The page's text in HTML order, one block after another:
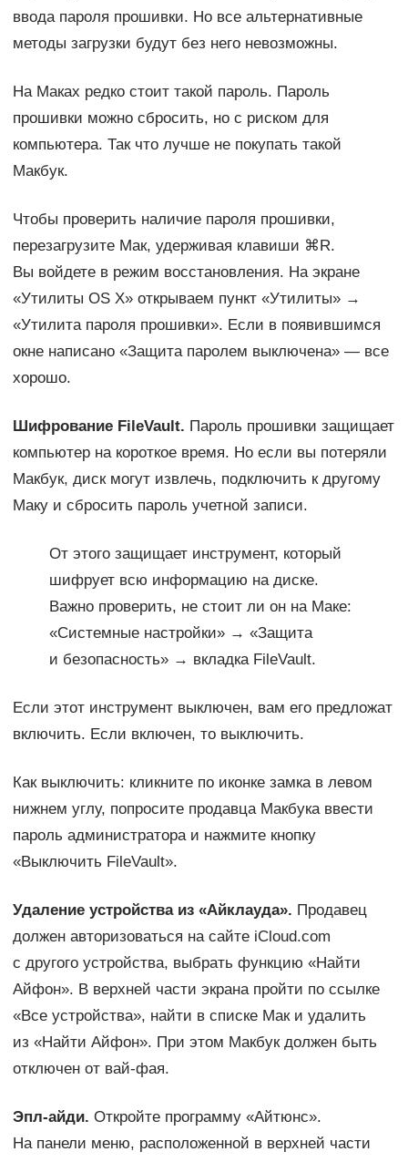
ввода пароля прошивки. Но все альтернативные
методы загрузки будут без него невозможны.
На Маках редко стоит такой пароль. Пароль
прошивки можно сбросить, но с риском для
компьютера. Так что лучше не покупать такой
Макбук.
Чтобы проверить наличие пароля прошивки,
перезагрузите Мак, удерживая клавиши ⌘R.
Вы войдете в режим восстановления. На экране
«Утилиты OS X» открываем пункт «Утилиты» →
«Утилита пароля прошивки». Если в появившимся
окне написано «Защита паролем выключена» — все
хорошо.
Шифрование FileVault. Пароль прошивки защищает
компьютер на короткое время. Но если вы потеряли
Макбук, диск могут извлечь, подключить к другому
Маку и сбросить пароль учетной записи.
От этого защищает инструмент, который
шифрует всю информацию на диске.
Важно проверить, не стоит ли он на Маке:
«Системные настройки» → «Защита
и безопасность» → вкладка FileVault.
Если этот инструмент выключен, вам его предложат
включить. Если включен, то выключить.
Как выключить: кликните по иконке замка в левом
нижнем углу, попросите продавца Макбука ввести
пароль администратора и нажмите кнопку
«Выключить FileVault».
Удаление устройства из «Айклауда». Продавец
должен авторизоваться на сайте iCloud.com
с другого устройства, выбрать функцию «Найти
Айфон». В верхней части экрана пройти по ссылке
«Все устройства», найти в списке Мак и удалить
из «Найти Айфон». При этом Макбук должен быть
отключен от вай-фая.
Эпл-айди. Откройте программу «Айтюнс».
На панели меню, расположенной в верхней части